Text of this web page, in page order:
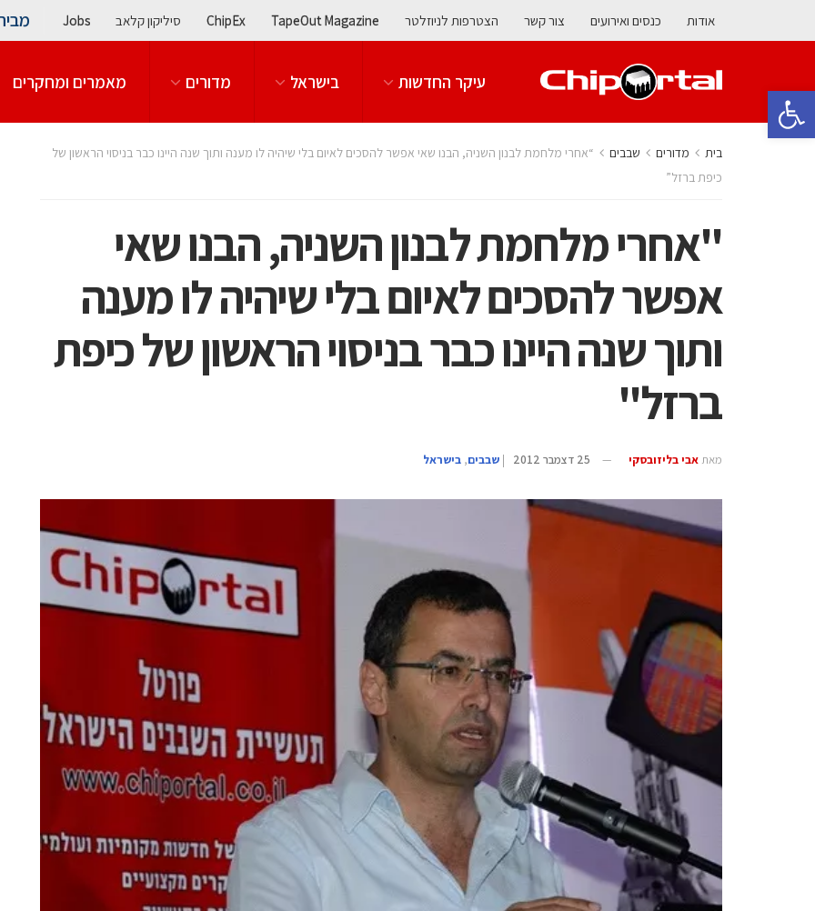
פתח סרגל נגישות
אודות כנסים ואירועים צור קשר הצטרפות לניוזלטר TapeOut Magazine
ChipEx סיליקון קלאב Jobs
עיקר החדשות בישראל מדורים מאמרים ומחקרים
בית מדורים ‫שבבים‬
“אחרי מלחמת לבנון השניה, הבנו שאי אפשר להסכים לאיום בלי שיהיה לו מענה ותוך שנה היינו כבר בניסוי הראשון של
כיפת ברזל”
"אחרי מלחמת לבנון השניה, הבנו שאי
אפשר להסכים לאיום בלי שיהיה לו מענה
ותוך שנה היינו כבר בניסוי הראשון של כיפת
ברזל"
מאת אבי בליזובסקי 25 דצמבר 2012 | ‫שבבים‬, בישראל